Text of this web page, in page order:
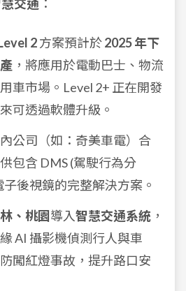
交通 ：
2方案預計於2025 年下
，將應用於電動巴士、物流
車市場。Level 2+ 正在開發
可透過軟體升級。
公司（如：奇美車電）合
包含 DMS (駕駛行為分
後視鏡的完整解決方案。
、桃園 導入智慧交通系統 ，
AI 攝影機偵測行人與車
闖紅燈事故，提升路口安